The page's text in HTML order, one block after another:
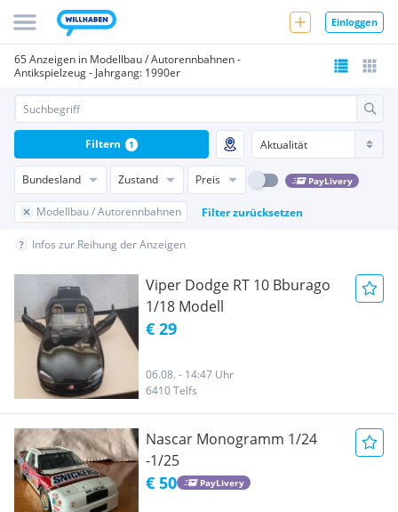
Einloggen
65 Anzeigen in Modellbau / Autorennbahnen -
Antikspielzeug - Jahrgang: 1990er
Bundesland Zustand Preis PayLivery
Modellbau / Autorennbahnen Filter zurücksetzen
Filtern 1
Infos zur Reihung der Anzeigen
Viper Dodge RT 10 Bburago
1/18 Modell
€ 29
06.08. - 14:47 Uhr
6410 Telfs
Nascar Monogramm 1/24
-1/25
€ 50 PayLivery